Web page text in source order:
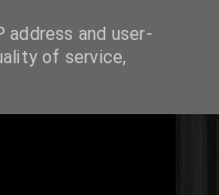
and user-
of service,